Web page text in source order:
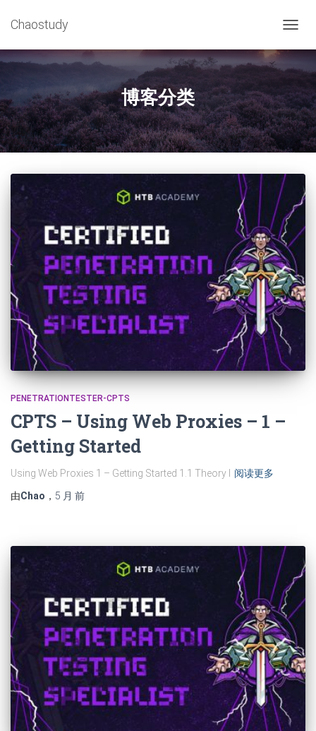
Chaostudy
换
博客分类
PENETRATIONTESTER-CPTS
CPTS – Using Web Proxies – 1 –
Getting Started
Using Web Proxies 1 – Getting Started 1.1 Theory I
阅读更多
由Chao ， 5 月 前